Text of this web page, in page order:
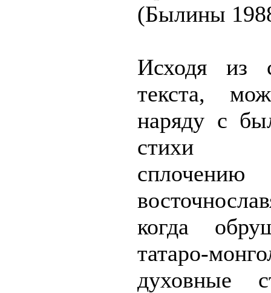
(Былины
Исходя из
текста,
наряду с
стихи
когда
татаро-
духовные